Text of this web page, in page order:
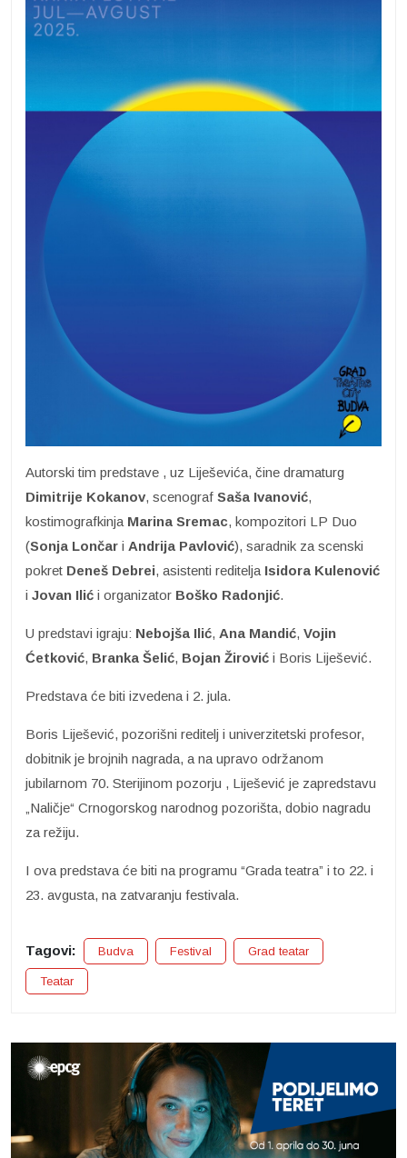
Autorski tim predstave , uz Liješevića, čine dramaturg
Dimitrije Kokanov, scenograf Saša Ivanović,
kostimografkinja Marina Sremac, kompozitori LP Duo
(Sonja Lončar i Andrija Pavlović), saradnik za scenski
pokret Deneš Debrei, asistenti reditelja Isidora Kulenović
i Jovan Ilić i organizator Boško Radonjić.
U predstavi igraju: Nebojša Ilić, Ana Mandić, Vojin
Ćetković, Branka Šelić, Bojan Žirović i Boris Liješević.
Predstava će biti izvedena i 2. jula.
Boris Liješević, pozorišni reditelj i univerzitetski profesor,
dobitnik je brojnih nagrada, a na upravo održanom
jubilarnom 70. Sterijinom pozorju , Liješević je zapredstavu
„Naličje“ Crnogorskog narodnog pozorišta, dobio nagradu
za režiju.
I ova predstava će biti na programu “Grada teatra” i to 22. i
23. avgusta, na zatvaranju festivala.
Tagovi: Budva Festival Grad teatar
Teatar